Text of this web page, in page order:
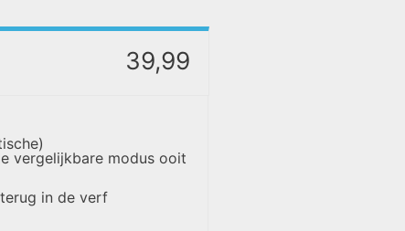
39,99
vergelijkbare modus ooit
in de verf